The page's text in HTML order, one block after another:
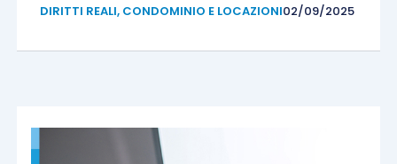
DIRITTI REALI, CONDOMINIO E LOCAZIONI02/09/2025